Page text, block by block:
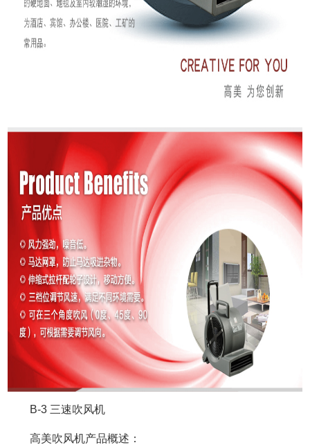
B-3 三速吹风机
高美吹风机产品概述：